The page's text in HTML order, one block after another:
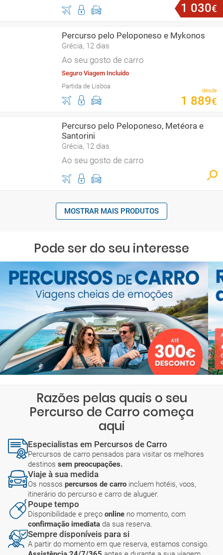
1 030€
Percurso pelo Peloponeso e Mykonos
Grécia, 12 dias
Ao seu gosto de carro
Seguro Viagem Incluído
Partida de Lisboa
desde
1 889€
Percurso pelo Peloponeso, Metéora e
Santorini
Grécia, 12 dias
Ao seu gosto de carro
MOSTRAR MAIS PRODUTOS
Pode ser do seu interesse
Razões pelas quais o seu
Percurso de Carro começa
aqui
Especialistas em Percursos de Carro
Percursos de carro pensados para visitar os melhores
destinos sem preocupações.
Viaje à sua medida
Os nossos percursos de carro incluem hotéis, voos,
itinerário do percurso e carro de aluguer.
Poupe tempo
Disponibilidade e preço online no momento, com
confirmação imediata da sua reserva.
Sempre disponíveis para si
A partir do momento em que reserva, estamos consigo.